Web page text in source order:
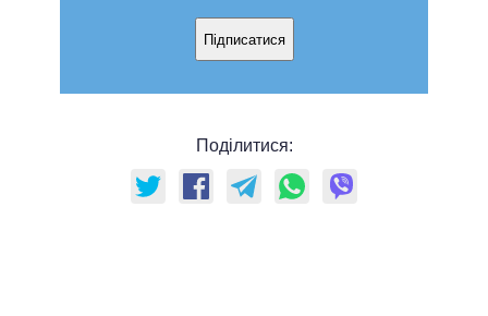
Підписатися
Поділитися: